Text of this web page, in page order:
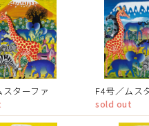
ターファ F4号／ムス
sold out